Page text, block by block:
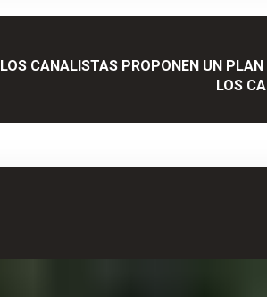
LOS CANALISTAS PROPONEN UN PLAN
LOS